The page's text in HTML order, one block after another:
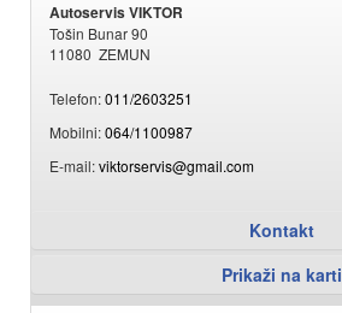
Autoservis VIKTOR
Tošin Bunar 90
11080 ZEMUN
Telefon:011/2603251
Mobilni:064/1100987
E-mail:viktorservis@gmail.com
Kontakt
Prikaži na karti